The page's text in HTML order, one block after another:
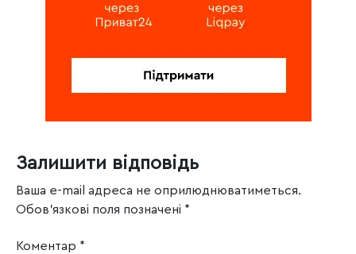
Залишити відповідь
Ваша e-mail адреса не оприлюднюватиметься.
Обов’язкові поля позначені *
Коментар *